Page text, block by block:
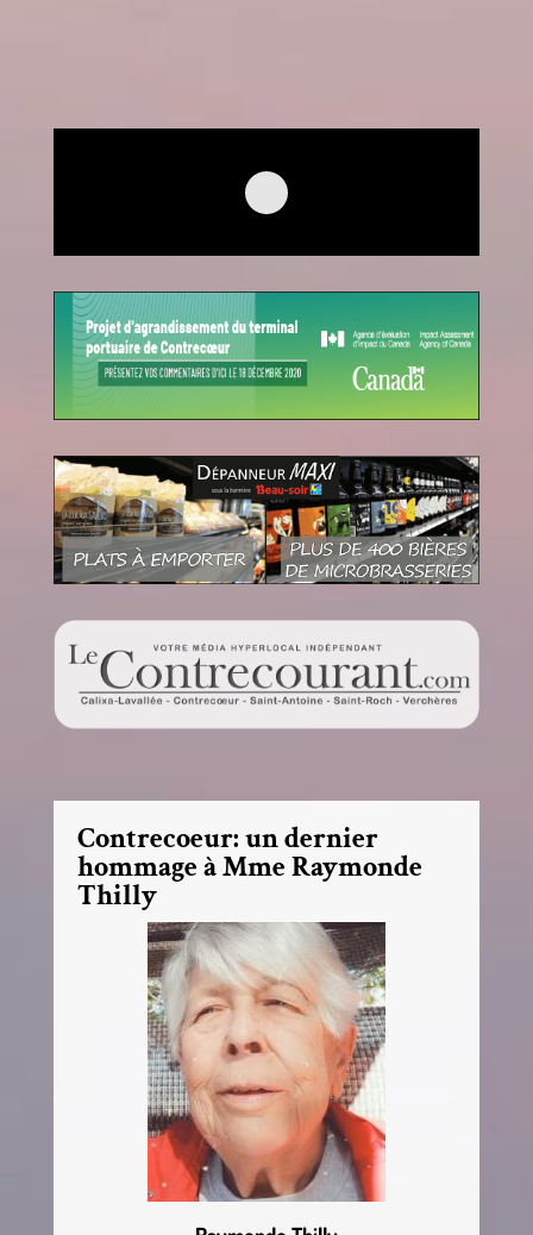
Contrecoeur: un dernier
hommage à Mme Raymonde
Thilly